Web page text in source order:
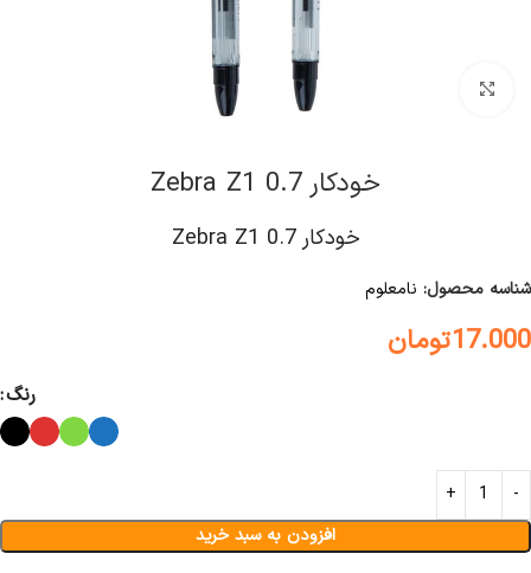
خودکار Zebra Z1 0.7
خودکار Zebra Z1 0.7
شناسه محصول: نامعلوم
17.000تومان
رنگ
افزودن به سبد خرید